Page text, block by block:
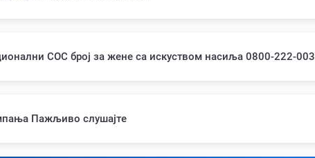
СОС број за жене са искуством насиља 0800-222-003
Пажљиво слушајте